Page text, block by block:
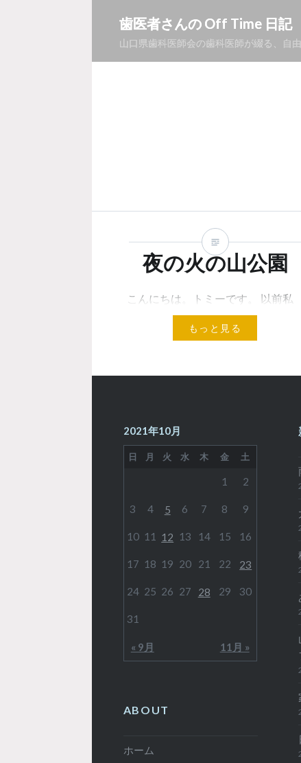
ン
歯医者さんの Off Time 日記
山口県歯科医師会の歯科医師が綴る、自
夜の火の山公園
こんにちは。トミーです。 以前私
が好きな場所として紹介した「火の
山公園」ですが、今回は夜景バージ
もっと見る
2021年10月
日 月 火 水 木 金 土
« 9月 11月 »
1 2
3 4 5 6 7 8 9
10 11 12 13 14 15 16
17 18 19 20 21 22 23
24 25 26 27 28 29 30
31
ABOUT
ホーム